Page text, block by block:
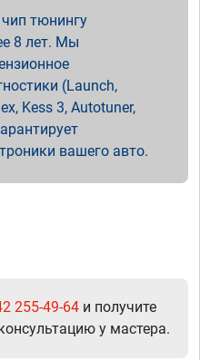
тюнингу
8 лет. Мы
(Launch,
Kess 3, Autotuner,
вашего авто.
255-49-64 и получите
у мастера.